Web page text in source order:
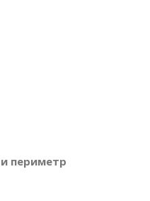
периметр